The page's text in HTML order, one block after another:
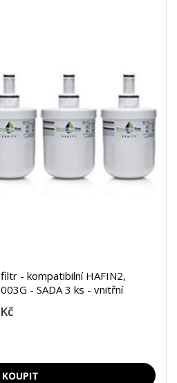
- kompatibilní HAFIN2,
- SADA 3 ks - vnitřní